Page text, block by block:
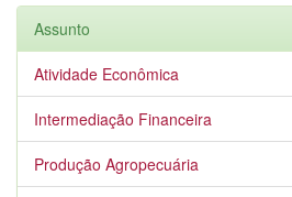
Assunto
Atividade Econômica
Intermediação Financeira
Produção Agropecuária